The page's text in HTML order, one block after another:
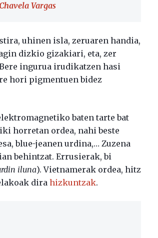
Chavela Vargas
uhinen isla, zeruaren handia,
dizkio gizakiari, eta, zer
ingurua irudikatzen hasi
hori pigmentuen bidez
baten tarte bat
horretan ordea, nahi beste
blue-jeanen urdina,… Zuzena
behintzat. Errusierak, bi
iluna). Vietnamerak ordea, hitz
dirahizkuntzak.